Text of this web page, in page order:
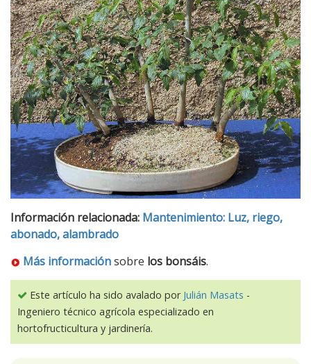
Información relacionada: Mantenimiento: Luz, riego,
abonado, alambrado
Más informaciónsobre los bonsáis.
Este artículo ha sido avalado por Julián Masats -
Ingeniero técnico agrícola especializado en
hortofructicultura y jardinería.